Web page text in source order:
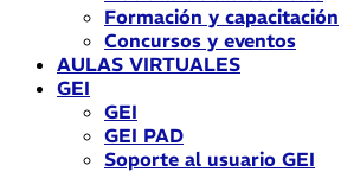
Formación y capacitación
Concursos y eventos
AULAS VIRTUALES
GEI
GEI
GEI PAD
Soporte al usuario GEI